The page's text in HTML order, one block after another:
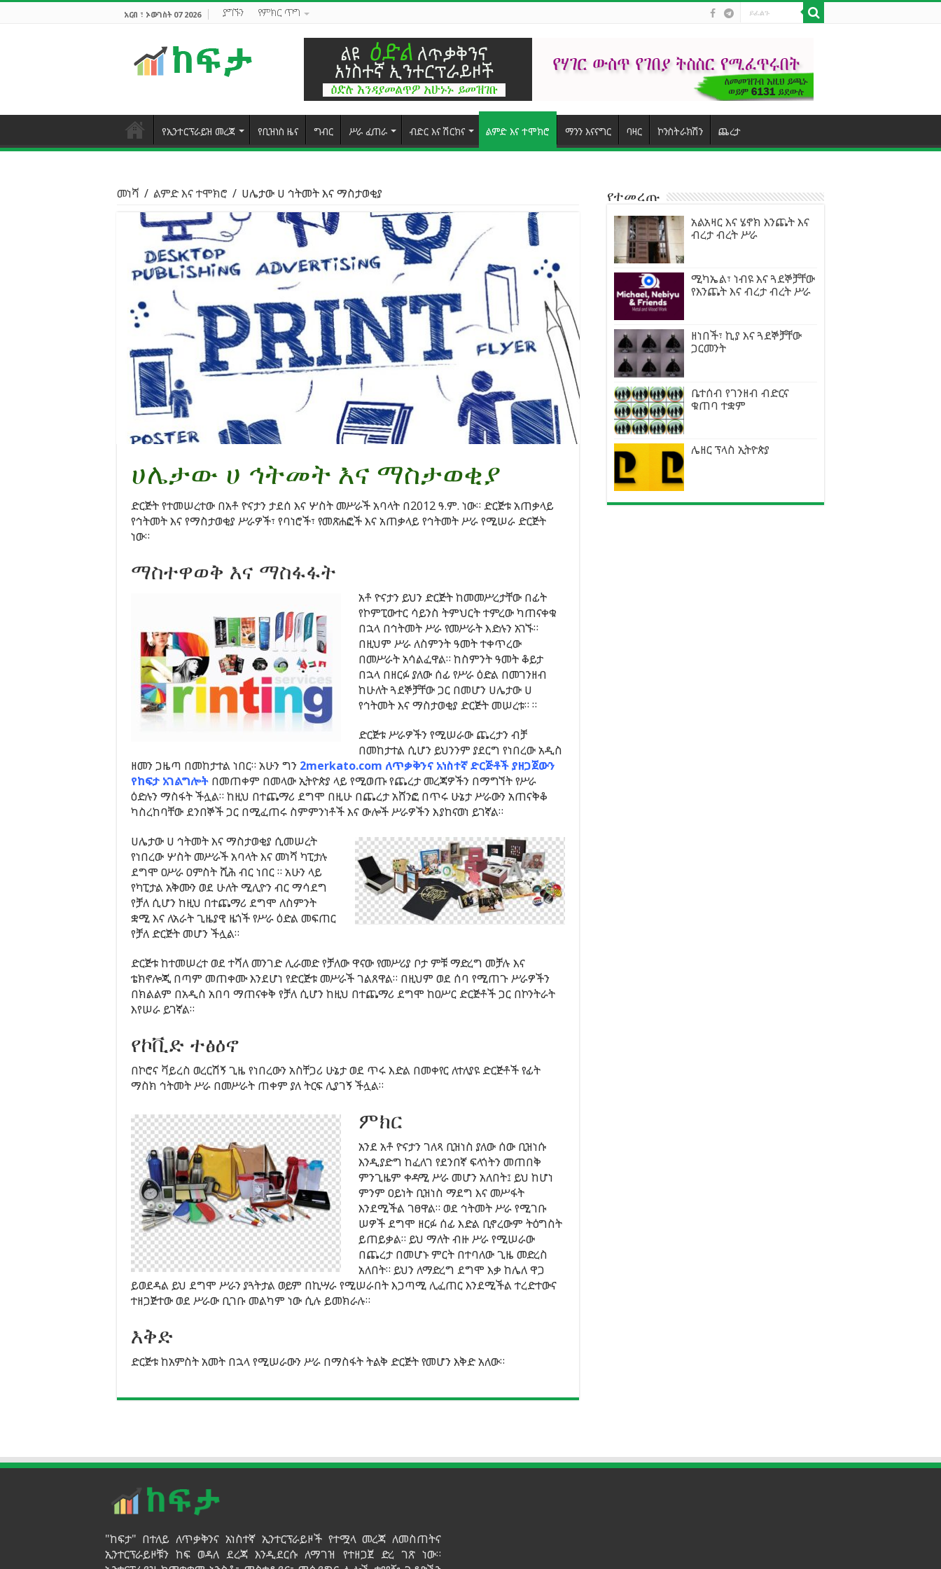
አርብ ፣ ኦውገስት 07 2026 ያግኙን የምክር ጥግ
የኢንተርፕራይዝ መረጃ የቢዝነስ ዜና ግብር ሥራ ፈጠራ ብድር እና ሽርክና ልምድ እና ተሞክሮ ማንን እናናግር ባዛር ኮንስትራክሽን ጨረታ
መነሻ / ልምድ እና ተሞክሮ / ሀሌታው ሀ ኅትመት እና ማስታወቂያ
ሀሌታው ሀ ኅትመት እና ማስታወቂያ
ድርጅት የተመሠረተው በአቶ ዮናታን ታደሰ እና ሦስት መሥራች አባላት በ2012 ዓ.ም. ነው። ድርጅቱ አጠቃላይ
የኅትመት እና የማስታወቂያ ሥራዎች፣ የባነሮች፣ የመጽሐፎች እና አጠቃላይ የኅትመት ሥራ የሚሠራ ድርጅት
ነው።
ማስተዋወቅ እና ማስፋፋት
አቶ ዮናታን ይህን ድርጅት ከመመሥረታቸው በፊት
የኮምፒውተር ሳይንስ ትምህርት ተምረው ካጠናቀቁ
በኋላ በኅትመት ሥራ የመሥራት እድሉን አገኙ።
በዚህም ሥራ ለስምንት ዓመት ተቀጥረው
በመሥራት አሳልፈዋል። ከስምንት ዓመት ቆይታ
በኋላ በዘርፉ ያለው ሰፊ የሥራ ዕድል በመገንዘብ
ከሁለት ጓደኞቻቸው ጋር በመሆን ሀሌታው ሀ
የኅትመት እና ማስታወቂያ ድርጅት መሠረቱ። ።
ድርጅቱ ሥራዎችን የሚሠራው ጨረታን ብቻ
በመከታተል ሲሆን ይህንንም ያደርግ የነበረው አዲስ
ዘመን ጋዜጣ በመከታተል ነበር። አሁን ግን 2merkato.com ለጥቃቅንና አነስተኛ ድርጅቶች ያዘጋጀውን
የከፍታ አገልግሎት በመጠቀም በመላው ኢትዮጵያ ላይ የሚወጡ የጨረታ መረጃዎችን በማግኘት የሥራ
ዕድሉን ማስፋት ችሏል። ከዚህ በተጨማሪ ደግሞ በዚሁ በጨረታ አሸንፎ በጥሩ ሁኔታ ሥራውን አጠናቅቆ
ካስረከባቸው ደንበኞች ጋር በሚፈጠሩ ስምምንነቶች እና ውሎች ሥራዎችን እያከናወነ ይገኛል።
ሀሌታው ሀ ኅትመት እና ማስታወቂያ ሲመሠረት
የነበረው ሦስት መሥራች አባላት እና መነሻ ካፒታሉ
ደግሞ ዐሥራ ዐምስት ሺሕ ብር ነበር ። አሁን ላይ
የካፒታል አቅሙን ወደ ሁለት ሚሊዮን ብር ማሳደግ
የቻለ ሲሆን ከዚህ በተጨማሪ ደግሞ ለስምንት
ቋሚ እና ለአራት ጊዜያዊ ዜጎች የሥራ ዕድል መፍጠር
የቻለ ድርጅት መሆን ችሏል።
ድርጅቱ ከተመሠረተ ወደ ተሻለ መንገድ ሊራመድ የቻለው ዋናው የመሥሪያ ቦታ ምቹ ማድረግ መቻሉ እና
ቴክኖሎጂ በጣም መጠቀሙ እንደሆነ የድርጅቱ መሥራች ገልጸዋል። በዚህም ወደ ሰባ የሚጠጉ ሥራዎችን
በክልልም በአዲስ አበባ ማጠናቀቅ የቻለ ሲሆን ከዚህ በተጨማሪ ደግሞ ከዐሥር ድርጅቶች ጋር በኮንትራት
እየሠራ ይገኛል።
የኮቪድ ተፅዕኖ
በኮሮና ቫይረስ ወረርሽኝ ጊዜ የነበረውን አስቸጋሪ ሁኔታ ወደ ጥሩ እድል በመቀየር ለተለያዩ ድርጅቶች የፊት
ማስክ ኅትመት ሥራ በመሥራት ጠቀም ያለ ትርፍ ሊያገኝ ችሏል።
ምክር
አንደ አቶ ዮናታን ገለጻ ቢዝነስ ያለው ሰው ቢዝነሱ
እንዲያድግ ከፈለገ የደንበኛ ፍላጎትን መጠበቅ
ምንጊዜም ቀዳሚ ሥራ መሆን አለበት፤ ይህ ከሆነ
ምንም ዐይነት ቢዝነስ ማደግ እና መሥፋት
እንደሚችል ገፀዋል። ወደ ኅትመት ሥራ የሚገቡ
ሠዎች ደግሞ ዘርፉ ሰፊ እድል ቢኖረውም ትዕግስት
ይጠይቃል። ይህ ማለት ብዙ ሥራ የሚሠራው
በጨረታ በመሆኑ ምርት በተባለው ጊዜ መድረስ
አለበት። ይህን ለማድረግ ደግሞ እቃ ከሌለ ዋጋ
ይወደዳል ይህ ደግሞ ሥራን ያጓትታል ወይም በኪሣራ የሚሠራበት እጋጣሚ ሊፈጠር እንደሚችል ተረድተውና
ተዘጋጅተው ወደ ሥራው ቢገቡ መልካም ነው ሲሉ ይመክራሉ።
እቅድ
ድርጅቱ ከአምስት አመት በኋላ የሚሠራውን ሥራ በማስፋት ትልቅ ድርጅት የመሆን እቅድ አለው።
የተመረጡ
አልአዛር እና ሄኖክ እንጨት እና
ብረታ ብረት ሥራ
ሚካኤል፣ ነብዩ እና ጓደኞቻቸው
የእንጨት እና ብረታ ብረት ሥራ
ዘነበች፣ ኪያ እና ጓደኞቻቸው
ጋርመንት
ቤተሰብ የገንዘብ ብድርና
ቁጠባ ተቋም
ሌዘር ፕላስ ኢትዮጵያ
"ከፍታ" በተለይ ለጥቃቅንና አነስተኛ ኢንተርፕራይዞች የተሟላ መረጃ ለመስጠትና
ኢንተርፕራይዞቹን ከፍ ወዳለ ደረጃ እንዲደርሱ ለማገዝ የተዘጋጀ ድረ ገጽ ነው።